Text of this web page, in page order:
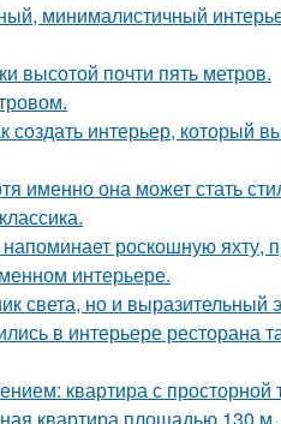
минималистичный
высотой почти пять метров.
интерьер, который
именно она может стать
роскошную яхту,
интерьере.
света, но и выразительный
в интерьере ресторана
квартира с просторной